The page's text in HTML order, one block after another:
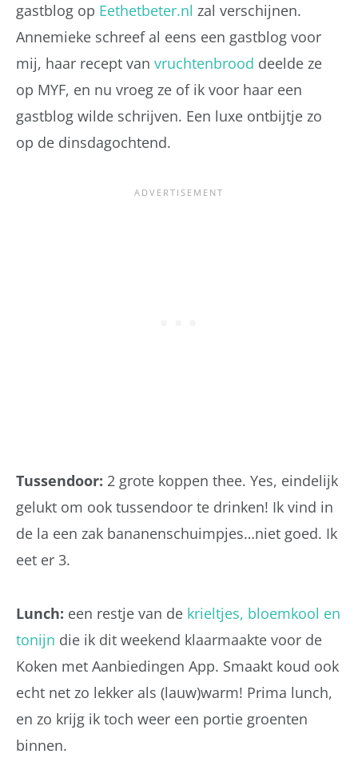
gastblog op Eethetbeter.nl zal verschijnen.
Annemieke schreef al eens een gastblog voor
mij, haar recept van vruchtenbrood deelde ze
op MYF, en nu vroeg ze of ik voor haar een
gastblog wilde schrijven. Een luxe ontbijtje zo
op de dinsdagochtend.
Tussendoor: 2 grote koppen thee. Yes, eindelijk
gelukt om ook tussendoor te drinken! Ik vind in
de la een zak bananenschuimpjes…niet goed. Ik
eet er 3.
Lunch: een restje van de krieltjes, bloemkool en
tonijn die ik dit weekend klaarmaakte voor de
Koken met Aanbiedingen App. Smaakt koud ook
echt net zo lekker als (lauw)warm! Prima lunch,
en zo krijg ik toch weer een portie groenten
binnen.